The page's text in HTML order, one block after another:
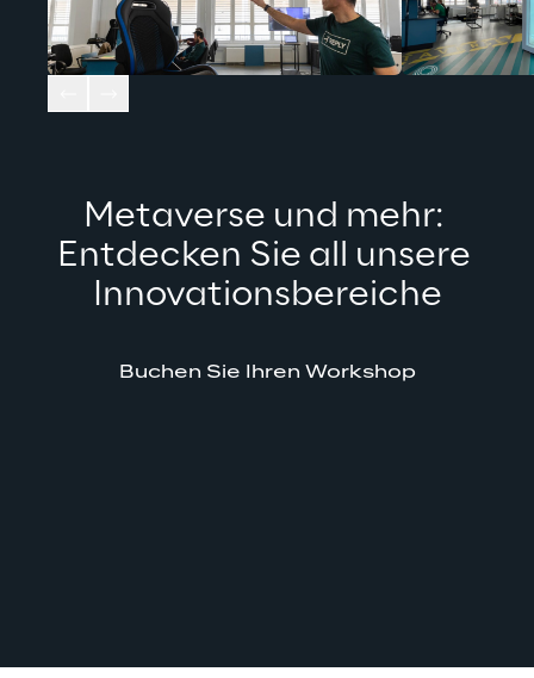
Metaverse und mehr:
Entdecken Sie all unsere
Innovationsbereiche
Buchen Sie Ihren Workshop